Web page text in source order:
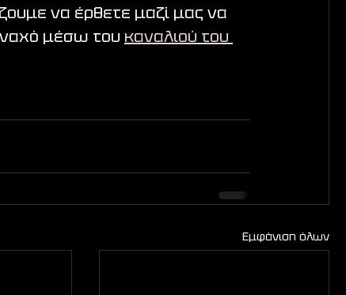
να έρθετε μαζί μας να
μέσω του καναλιού του
Εμφάνιση όλων